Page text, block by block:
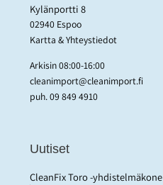
Kylänportti 8
02940 Espoo
Kartta & Yhteystiedot
Arkisin 08:00-16:00
cleanimport@cleanimport.fi
puh.09 849 4910
Uutiset
CleanFix Toro -yhdistelmäkone